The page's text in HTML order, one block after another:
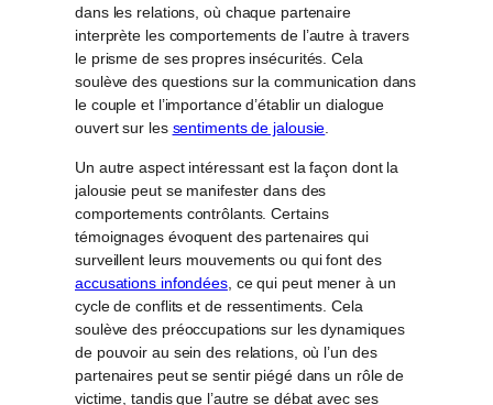
dans les relations, où chaque partenaire
interprète les comportements de l’autre à travers
le prisme de ses propres insécurités. Cela
soulève des questions sur la communication dans
le couple et l’importance d’établir un dialogue
ouvert sur les sentiments de jalousie.
Un autre aspect intéressant est la façon dont la
jalousie peut se manifester dans des
comportements contrôlants. Certains
témoignages évoquent des partenaires qui
surveillent leurs mouvements ou qui font des
accusations infondées, ce qui peut mener à un
cycle de conflits et de ressentiments. Cela
soulève des préoccupations sur les dynamiques
de pouvoir au sein des relations, où l’un des
partenaires peut se sentir piégé dans un rôle de
victime, tandis que l’autre se débat avec ses